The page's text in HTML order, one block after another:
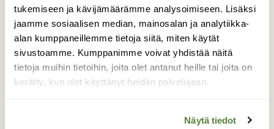
tukemiseen ja kävijämäärämme analysoimiseen. Lisäksi
jaamme sosiaalisen median, mainosalan ja analytiikka-
alan kumppaneillemme tietoja siitä, miten käytät
sivustoamme. Kumppanimme voivat yhdistää näitä
tietoja muihin tietoihin, joita olet antanut heille tai joita on
kerätty, kun olet käyttänyt heidän palvelujaan.
Näytä tiedot
Jäkälää
Jäkälän kauneutta.
Valokuvaaja: Pirkko Siukonen, Tornio, Särkinärä
09.09.2024